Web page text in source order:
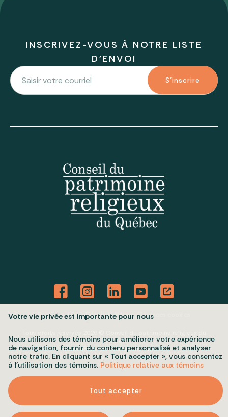
INSCRIVEZ-VOUS À NOTRE LISTE
D'ENVOI
S'inscrire
Politique de confidentialité Mes préférences cookies
Québec
Conception et réalisation :Nubee
Votre vie privée est importante pour nous
Nous utilisons des témoins pour améliorer votre expérience
de navigation, fournir du contenu personnalisé et analyser
notre trafic. En cliquant sur « Tout accepter », vous consentez
à l’utilisation des témoins. Politique relative aux témoins
Tout accepter